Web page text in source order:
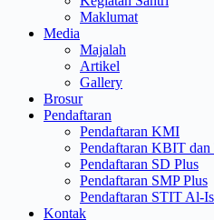
Maklumat
Media
Majalah
Artikel
Gallery
Brosur
Pendaftaran
Pendaftaran KMI
Pendaftaran KBIT
Pendaftaran SD Plus
Pendaftaran SMP Plus
Pendaftaran STIT Al-
Kontak